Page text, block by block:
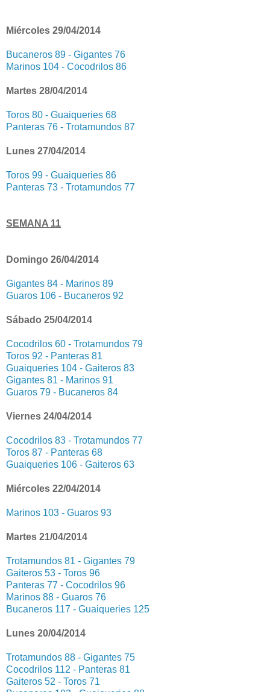
Miércoles 29/04/2014
Bucaneros 89 - Gigantes 76
Marinos 104 - Cocodrilos 86
Martes 28/04/2014
Toros 80 - Guaiqueries 68
Panteras 76 - Trotamundos 87
Lunes 27/04/2014
Toros 99 - Guaiqueries 86
Panteras 73 - Trotamundos 77
SEMANA 11
Domingo 26/04/2014
Gigantes 84 - Marinos 89
Guaros 106 - Bucaneros 92
Sábado 25/04/2014
Cocodrilos 60 - Trotamundos 79
Toros 92 - Panteras 81
Guaiqueries 104 - Gaiteros 83
Gigantes 81 - Marinos 91
Guaros 79 - Bucaneros 84
Viernes 24/04/2014
Cocodrilos 83 - Trotamundos 77
Toros 87 - Panteras 68
Guaiqueries 106 - Gaiteros 63
Miércoles 22/04/2014
Marinos 103 - Guaros 93
Martes 21/04/2014
Trotamundos 81 - Gigantes 79
Gaiteros 53 - Toros 96
Panteras 77 - Cocodrilos 96
Marinos 88 - Guaros 76
Bucaneros 117 - Guaiqueries 125
Lunes 20/04/2014
Trotamundos 88 - Gigantes 75
Cocodrilos 112 - Panteras 81
Gaiteros 52 - Toros 71